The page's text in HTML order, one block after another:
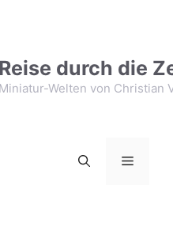
Reise durch die
Miniatur-Welten von Christian